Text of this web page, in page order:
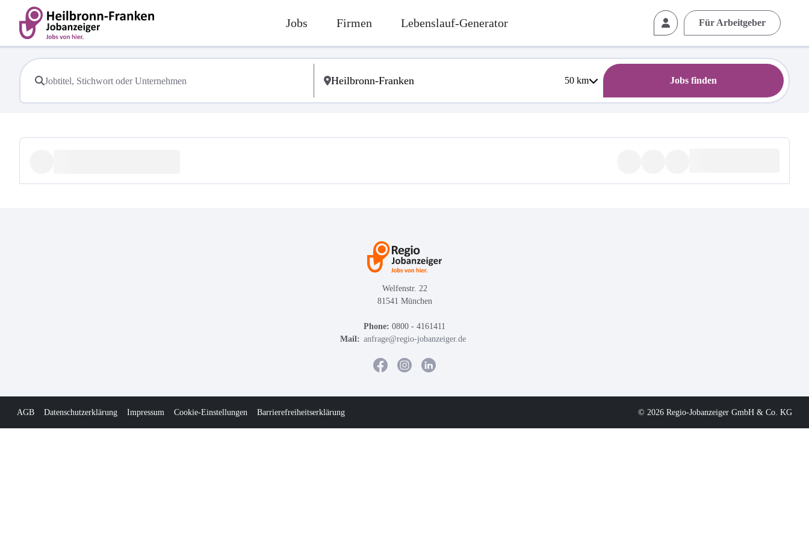
Jobs Firmen Lebenslauf-Generator Für Arbeitgeber
50km Jobs finden
Welfenstr. 22
81541 München
Phone: 0800 - 4161411
Mail: anfrage@regio-jobanzeiger.de
AGB Datenschutzerklärung Impressum Cookie-Einstellungen Barrierefreiheitserklärung © 2026 Regio-Jobanzeiger GmbH & Co. KG